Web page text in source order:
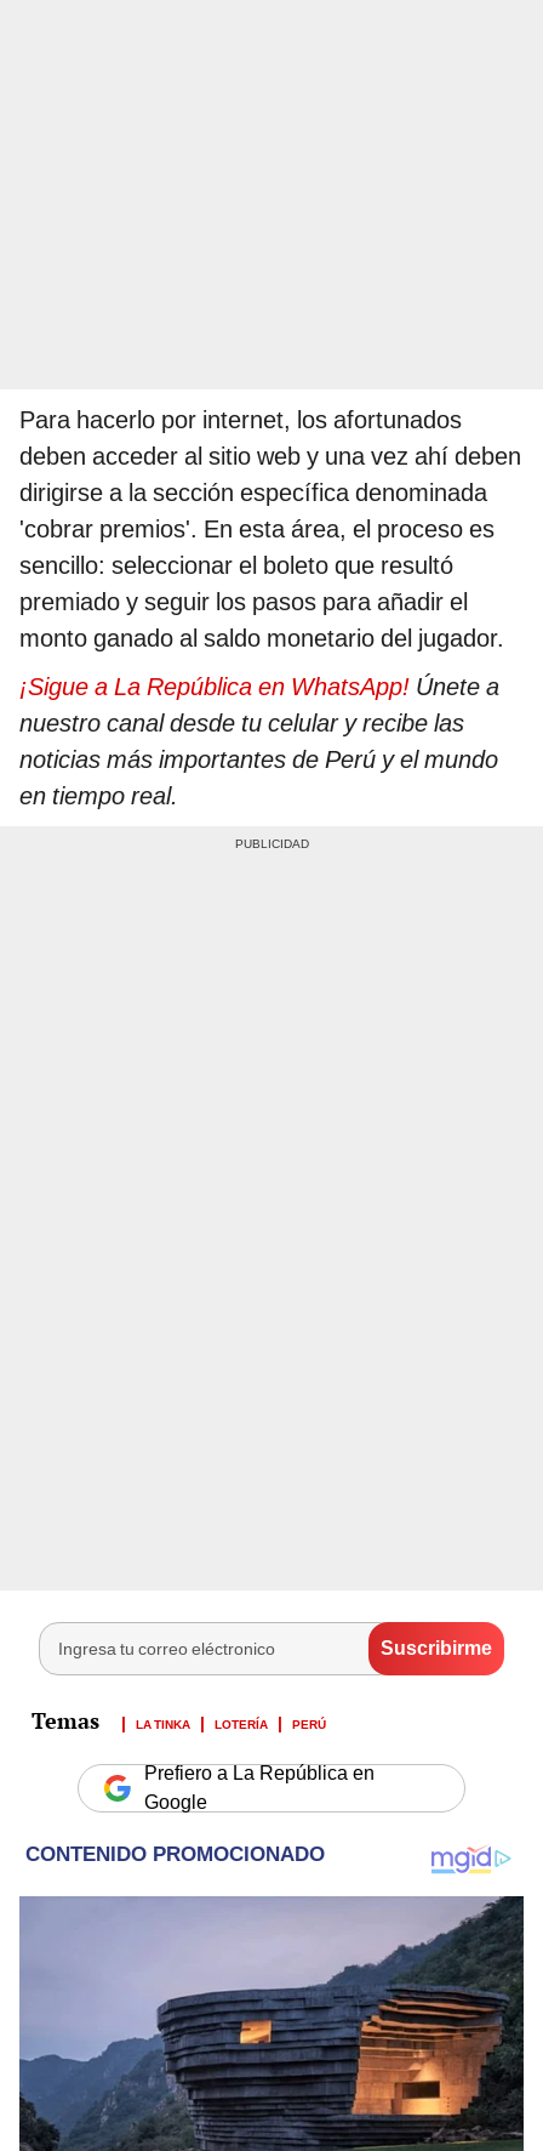
Para hacerlo por internet, los afortunados
deben acceder al sitio web y una vez ahí deben
dirigirse a la sección específica denominada
'cobrar premios'. En esta área, el proceso es
sencillo: seleccionar el boleto que resultó
premiado y seguir los pasos para añadir el
monto ganado al saldo monetario del jugador.
¡Sigue a La República en WhatsApp! Únete a
nuestro canal desde tu celular y recibe las
noticias más importantes de Perú y el mundo
en tiempo real.
LA TINKA LOTERÍA PERÚ
Prefiero a La República en
Google